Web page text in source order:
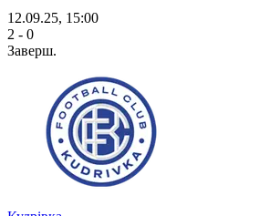
12.09.25, 15:00
2 - 0
Заверш.